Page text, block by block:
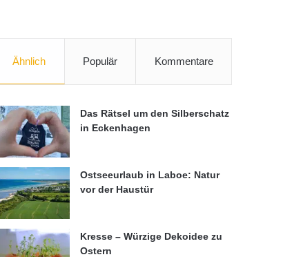
Ähnlich Populär Kommentare
Das Rätsel um den Silberschatz
in Eckenhagen
Ostseeurlaub in Laboe: Natur
vor der Haustür
Kresse – Würzige Dekoidee zu
Ostern